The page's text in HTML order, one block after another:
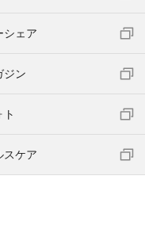
シェア
ジン
ト
スケア